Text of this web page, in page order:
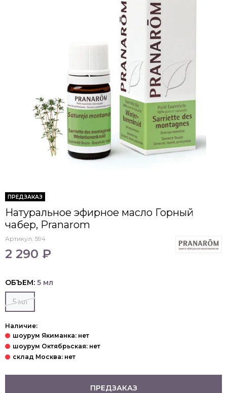
ПРЕДЗАКАЗ
Натуральное эфирное масло Горный
чабер, Pranarom
Артикул: 594
2 290 ₽
ОБЪЕМ: 5 мл
5 мл
Наличие:
ПРЕДЗАКАЗ